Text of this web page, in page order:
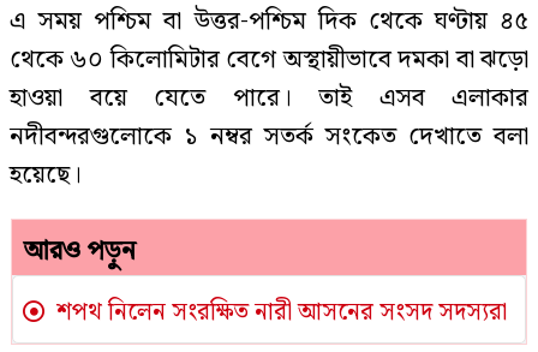
এ সময় পশ্চিম বা উত্তর-পশ্চিম দিক থেকে ঘণ্টায় ৪৫
থেকে ৬০ কিলোমিটার বেগে অস্থায়ীভাবে দমকা বা ঝড়ো
হাওয়া বয়ে যেতে পারে। তাই এসব এলাকার
নদীবন্দরগুলোকে ১ নম্বর সতর্ক সংকেত দেখাতে বলা
হয়েছে।
আরও পড়ুন
শপথ নিলেন সংরক্ষিত নারী আসনের সংসদ সদস্যরা